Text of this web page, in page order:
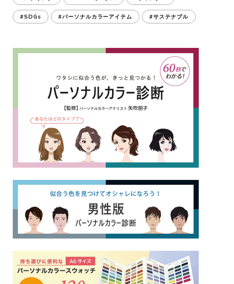
#SDGs #パーソナルカラーアイテム #サステナブル